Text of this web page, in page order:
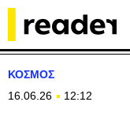
ΚΟΣΜΟΣ
16.06.26
12:12